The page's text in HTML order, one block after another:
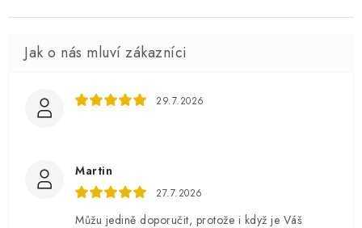
29.7.2026
Martin
27.7.2026
Můžu jedině doporučit, protože i když je Váš